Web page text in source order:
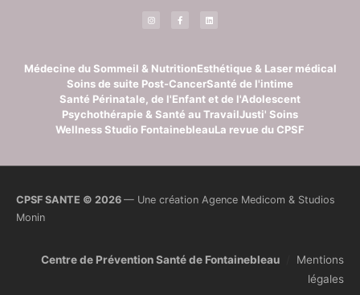
Médecine du Sommeil & NutritionEsthétique & Laser médical
Soins de suite Post-CancerSanté de l'intime
Santé Périnatale, de l'Enfant et de l'Adolescent
Psychothérapie & Santé au TravailJusti' Soins
Wellness Studio FontainebleauLa revue du CPSF
CPSF SANTE © 2026 — Une création Agence Medicom & Studios
Monin
Centre de Prévention Santé de Fontainebleau
Mentions
légales